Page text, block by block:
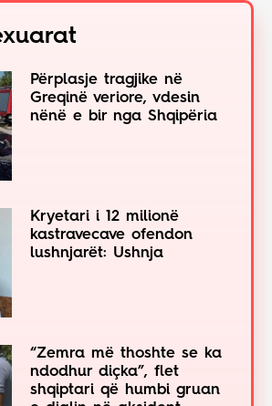
Përplasje tragjike në
Greqinë veriore, vdesin
nënë e bir nga Shqipëria
Kryetari i 12 milionë
kastravecave ofendon
lushnjarët: Ushnja
“Zemra më thoshte se ka
ndodhur diçka”, flet
shqiptari që humbi gruan